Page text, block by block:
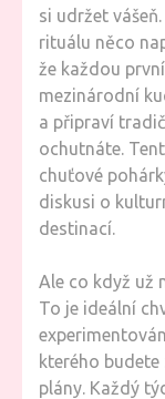
si udržet
rituálu něco
že každou
mezinárodní
a připraví
ochutnáte.
chuťové
diskusi o
destinací.
Ale co když už
To je ideální
kterého
plány. Každý